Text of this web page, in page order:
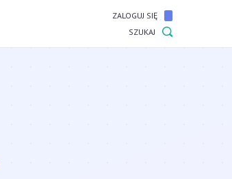
ZALOGUJ SIĘ
SZUKAJ